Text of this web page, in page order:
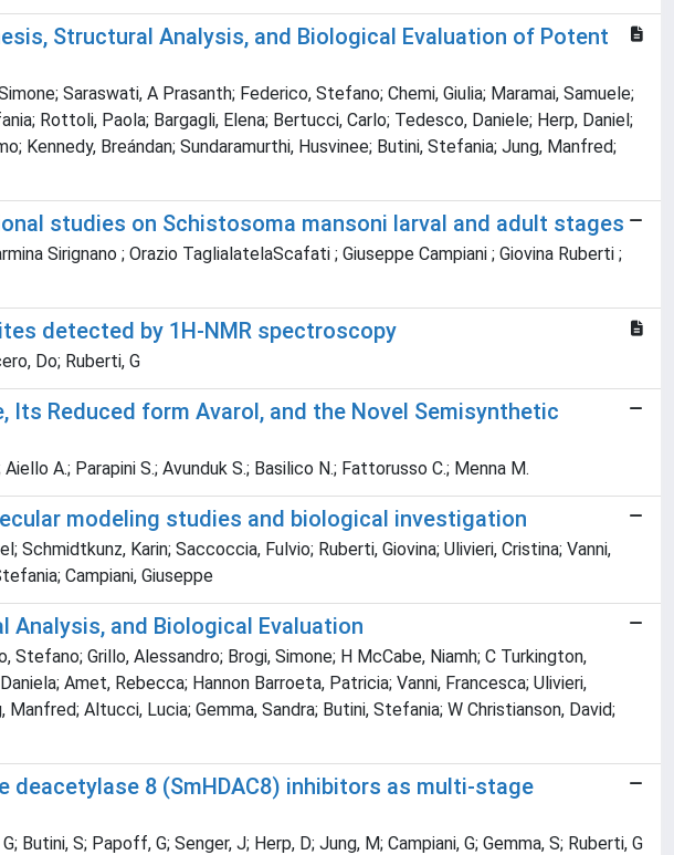
Structural Analysis, and Biological Evaluation of Potent
Saraswati, A Prasanth; Federico, Stefano; Chemi, Giulia; Maramai, Samuele;
Rottoli, Paola; Bargagli, Elena; Bertucci, Carlo; Tedesco, Daniele; Herp, Daniel;
Kennedy, Breándan; Sundaramurthi, Husvinee; Butini, Stefania; Jung, Manfred;
studies on Schistosoma mansoni larval and adult stages
Sirignano ; Orazio TaglialatelaScafati ; Giuseppe Campiani ; Giovina Ruberti ;
detected by 1H-NMR spectroscopy
Do; Ruberti, G
Reduced form Avarol, and the Novel Semisynthetic
A.; Parapini S.; Avunduk S.; Basilico N.; Fattorusso C.; Menna M.
modeling studies and biological investigation
Schmidtkunz, Karin; Saccoccia, Fulvio; Ruberti, Giovina; Ulivieri, Cristina; Vanni,
Campiani, Giuseppe
Analysis, and Biological Evaluation
Grillo, Alessandro; Brogi, Simone; H McCabe, Niamh; C Turkington,
Amet, Rebecca; Hannon Barroeta, Patricia; Vanni, Francesca; Ulivieri,
Altucci, Lucia; Gemma, Sandra; Butini, Stefania; W Christianson, David;
8 (SmHDAC8) inhibitors as multi-stage
Butini, S; Papoff, G; Senger, J; Herp, D; Jung, M; Campiani, G; Gemma, S; Ruberti, G